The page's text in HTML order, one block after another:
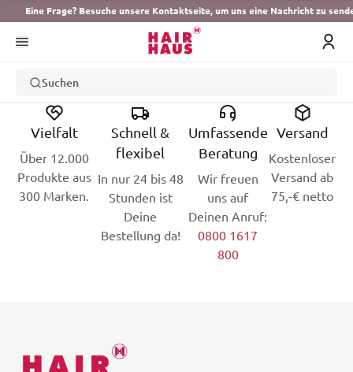
Eine Frage? Besuche unsere Kontaktseite, um uns eine Nachricht zu
Suchen
Vielfalt
Über 12.000
Produkte aus
300 Marken.
Schnell &
flexibel
In nur 24 bis 48
Stunden ist
Deine
Bestellung da!
Umfassende
Beratung
Wir freuen
uns auf
Deinen Anruf:
0800 1617
800
Versand
Kostenloser
Versand ab
75,-€ netto